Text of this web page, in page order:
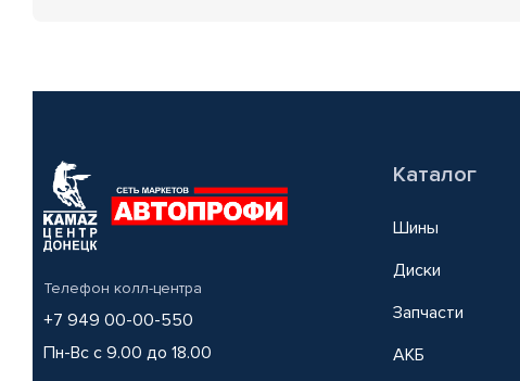
Телефон колл-центра
+7 949 00-00-550
Пн-Вс с 9.00 до 18.00
Каталог
Шины
Диски
Запчасти
АКБ